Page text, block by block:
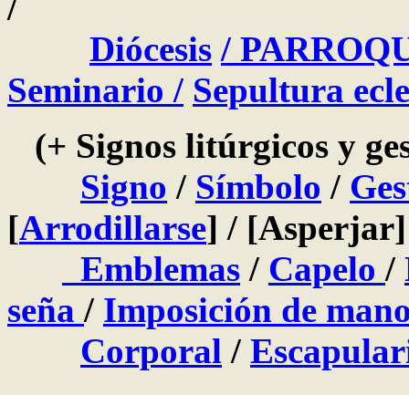
Diócesis /
Seminario / Sepultura
(+ Signos litúrgicos y
Signo / Símbolo /
[Arrodillarse] /
Emblemas / Capelo /
seña / Imposición de
Corporal /